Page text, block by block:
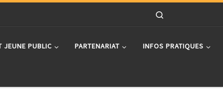
JEUNE PUBLIC PARTENARIAT INFOS PRATIQUES